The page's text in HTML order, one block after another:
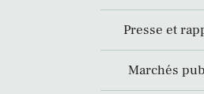
Presse et
Marchés